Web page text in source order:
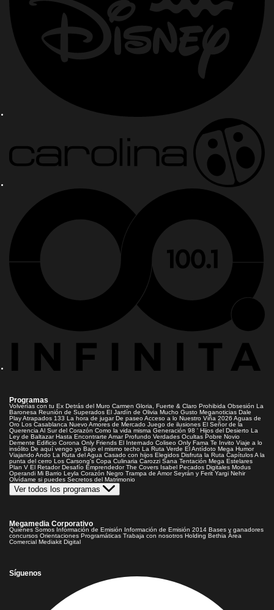
Programas
Volverías con tu Ex Detrás del Muro Carmen Gloria, Fuerte & Claro Prohibida Obsesión La
Baronesa Reunión de Superados El Jardín de Olivia Mucho Gusto Meganoticias Dale
PlayAtrapados 133 La hora de jugar De paseoAcceso a lo Nuestro Viña 2026 Aguas de
Oro Los Casablanca Nuevo Amores de Mercado Juego de ilusiones El Señor de la
Querencia Al Sur del Corazón Como la vida misma Generación 98 ' Hijos del Desierto La
Ley de Baltazar Hasta Encontrarte Amar Profundo Verdades Ocultas Pobre Novio
Demente Edificio Corona Only Friends El Internado Coliseo Only Fama Te Invito Viaje a lo
insólito De aquí vengo yo Bajo el mismo techo La Ruta Verde El Antídoto Mega Humor
Viajando Ando La Ruta del Agua Casado con hijos Elegidos Disfruta la Ruta CapítulosA la
punta del cerro Los Carsong's Copa Culinaria Carozzi Sana Tentación Mega Estelares
Plan V El Retador Desafío Emprendedor The Covers Isabel Pecados Digitales Modus
Operandi Mi Barrio Leyla Corazón Negro Trampa de Amor Seyrán y Ferit Yargi Nehir
Olvídame si puedes Secretos del Matrimonio
Ver todos los programas
Megamedia Corporativo
Quienes Somos Información de Emisión Información de Emisión 2014 Bases y ganadores
concursos Orientaciones Programáticas Trabaja con nosotros Holding Bethia Área
Comercial Mediakit Digital
Síguenos